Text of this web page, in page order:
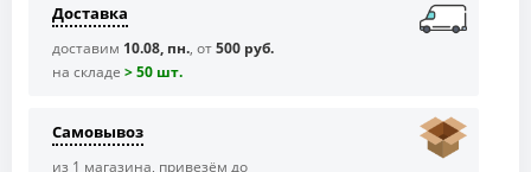
Доставка
доставим 10.08, пн., от500 руб.
на складе > 50 шт.
Самовывоз
из 1 магазина, привезём до